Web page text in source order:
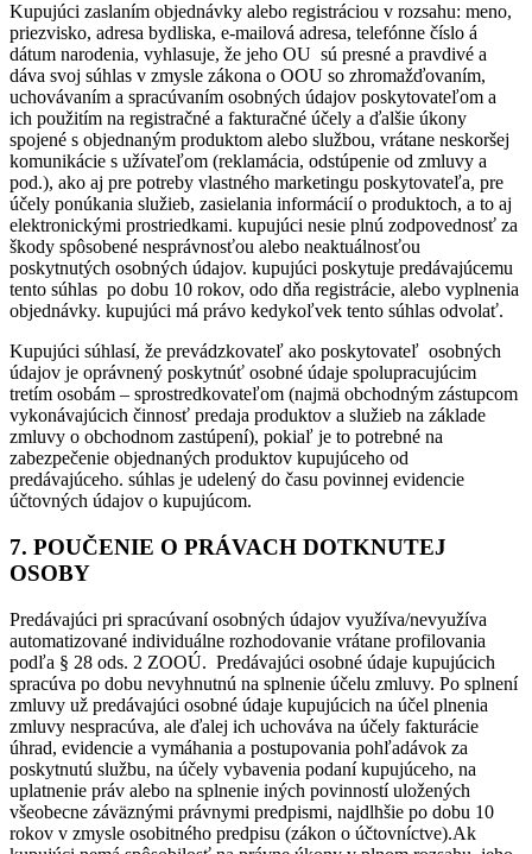
Kupujúci zaslaním objednávky alebo registráciou v rozsahu: meno,
priezvisko, adresa bydliska, e-mailová adresa, telefónne číslo á
dátum narodenia, vyhlasuje, že jeho OU sú presné a pravdivé a
dáva svoj súhlas v zmysle zákona o OOU so zhromažďovaním,
uchovávaním a spracúvaním osobných údajov poskytovateľom a
ich použitím na registračné a fakturačné účely a ďalšie úkony
spojené s objednaným produktom alebo službou, vrátane neskoršej
komunikácie s užívateľom (reklamácia, odstúpenie od zmluvy a
pod.), ako aj pre potreby vlastného marketingu poskytovateľa, pre
účely ponúkania služieb, zasielania informácií o produktoch, a to aj
elektronickými prostriedkami. kupujúci nesie plnú zodpovednosť za
škody spôsobené nesprávnosťou alebo neaktuálnosťou
poskytnutých osobných údajov. kupujúci poskytuje predávajúcemu
tento súhlas po dobu 10 rokov, odo dňa registrácie, alebo vyplnenia
objednávky. kupujúci má právo kedykoľvek tento súhlas odvolať.
Kupujúci súhlasí, že prevádzkovateľ ako poskytovateľ osobných
údajov je oprávnený poskytnúť osobné údaje spolupracujúcim
tretím osobám – sprostredkovateľom (najmä obchodným zástupcom
vykonávajúcich činnosť predaja produktov a služieb na základe
zmluvy o obchodnom zastúpení), pokiaľ je to potrebné na
zabezpečenie objednaných produktov kupujúceho od
predávajúceho. súhlas je udelený do času povinnej evidencie
účtovných údajov o kupujúcom.
7. POUČENIE O PRÁVACH DOTKNUTEJ
OSOBY
Predávajúci pri spracúvaní osobných údajov využíva/nevyužíva
automatizované individuálne rozhodovanie vrátane profilovania
podľa § 28 ods. 2 ZOOÚ. Predávajúci osobné údaje kupujúcich
spracúva po dobu nevyhnutnú na splnenie účelu zmluvy. Po splnení
zmluvy už predávajúci osobné údaje kupujúcich na účel plnenia
zmluvy nespracúva, ale ďalej ich uchováva na účely fakturácie
úhrad, evidencie a vymáhania a postupovania pohľadávok za
poskytnutú službu, na účely vybavenia podaní kupujúceho, na
uplatnenie práv alebo na splnenie iných povinností uložených
všeobecne záväznými právnymi predpismi, najdlhšie po dobu 10
rokov v zmysle osobitného predpisu (zákon o účtovníctve).Ak